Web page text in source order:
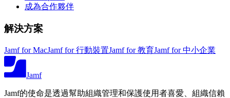
成為合作夥伴
解決方案
Jamf for MacJamf for 行動裝置Jamf for 教育Jamf for 中小企業
Jamf
Jamf的使命是透過幫助組織管理和保護使用者喜愛、組織信賴